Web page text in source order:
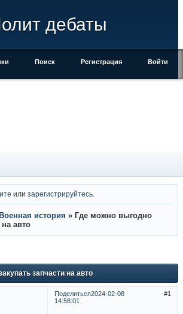
дебаты
Поиск Регистрация Войти
илизарегистрируйтесь
Военная история » Где можно выгодно
на авто
запчасти на авто
Поделиться 1
2024-02-08
14:58:01